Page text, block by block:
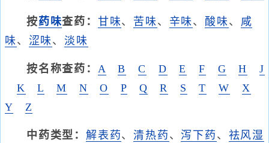
按药味查药： 甘味、 苦味、 辛味、 酸味、 咸
味、 涩味、 淡味
按名称查药： A B C D E F G H
J
K
L M N O P Q R S T W
X
Y
Z
中药类型： 解表药、清热药 、泻下药 、 祛风湿